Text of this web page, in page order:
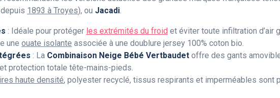
depuis 1893 à Troyes), ou Jacadi.
: Idéale pour protéger les extrémités du froid et éviter toute infiltration d’air
une ouate isolante associée à une doublure jersey 100% coton bio.
: La Combinaison Neige Bébé Vertbaudet offre des gants
protection totale tête-mains-pieds.
haute densité, polyester recyclé, tissus respirants et imperméables sont